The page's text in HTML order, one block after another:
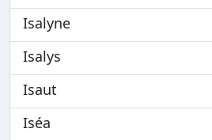
Isalyne
Isalys
Isaut
Iséa